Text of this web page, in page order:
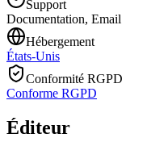
Support
Documentation, Email
Hébergement
États-Unis
Conformité RGPD
Conforme RGPD
Éditeur